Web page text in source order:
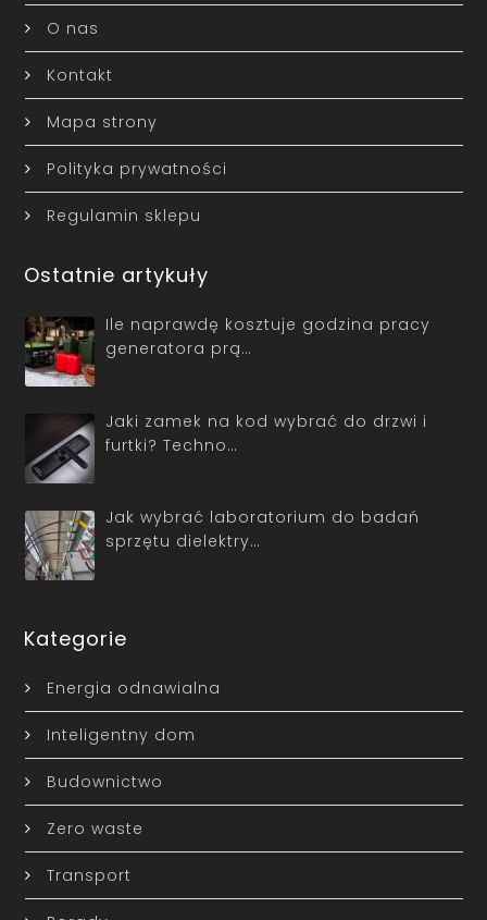
O nas
Kontakt
Mapa strony
Polityka prywatności
Regulamin sklepu
Ostatnie artykuły
Ile naprawdę kosztuje godzina pracy
generatora prą…
Jaki zamek na kod wybrać do drzwi i
furtki? Techno…
Jak wybrać laboratorium do badań
sprzętu dielektry…
Kategorie
Energia odnawialna
Inteligentny dom
Budownictwo
Zero waste
Transport